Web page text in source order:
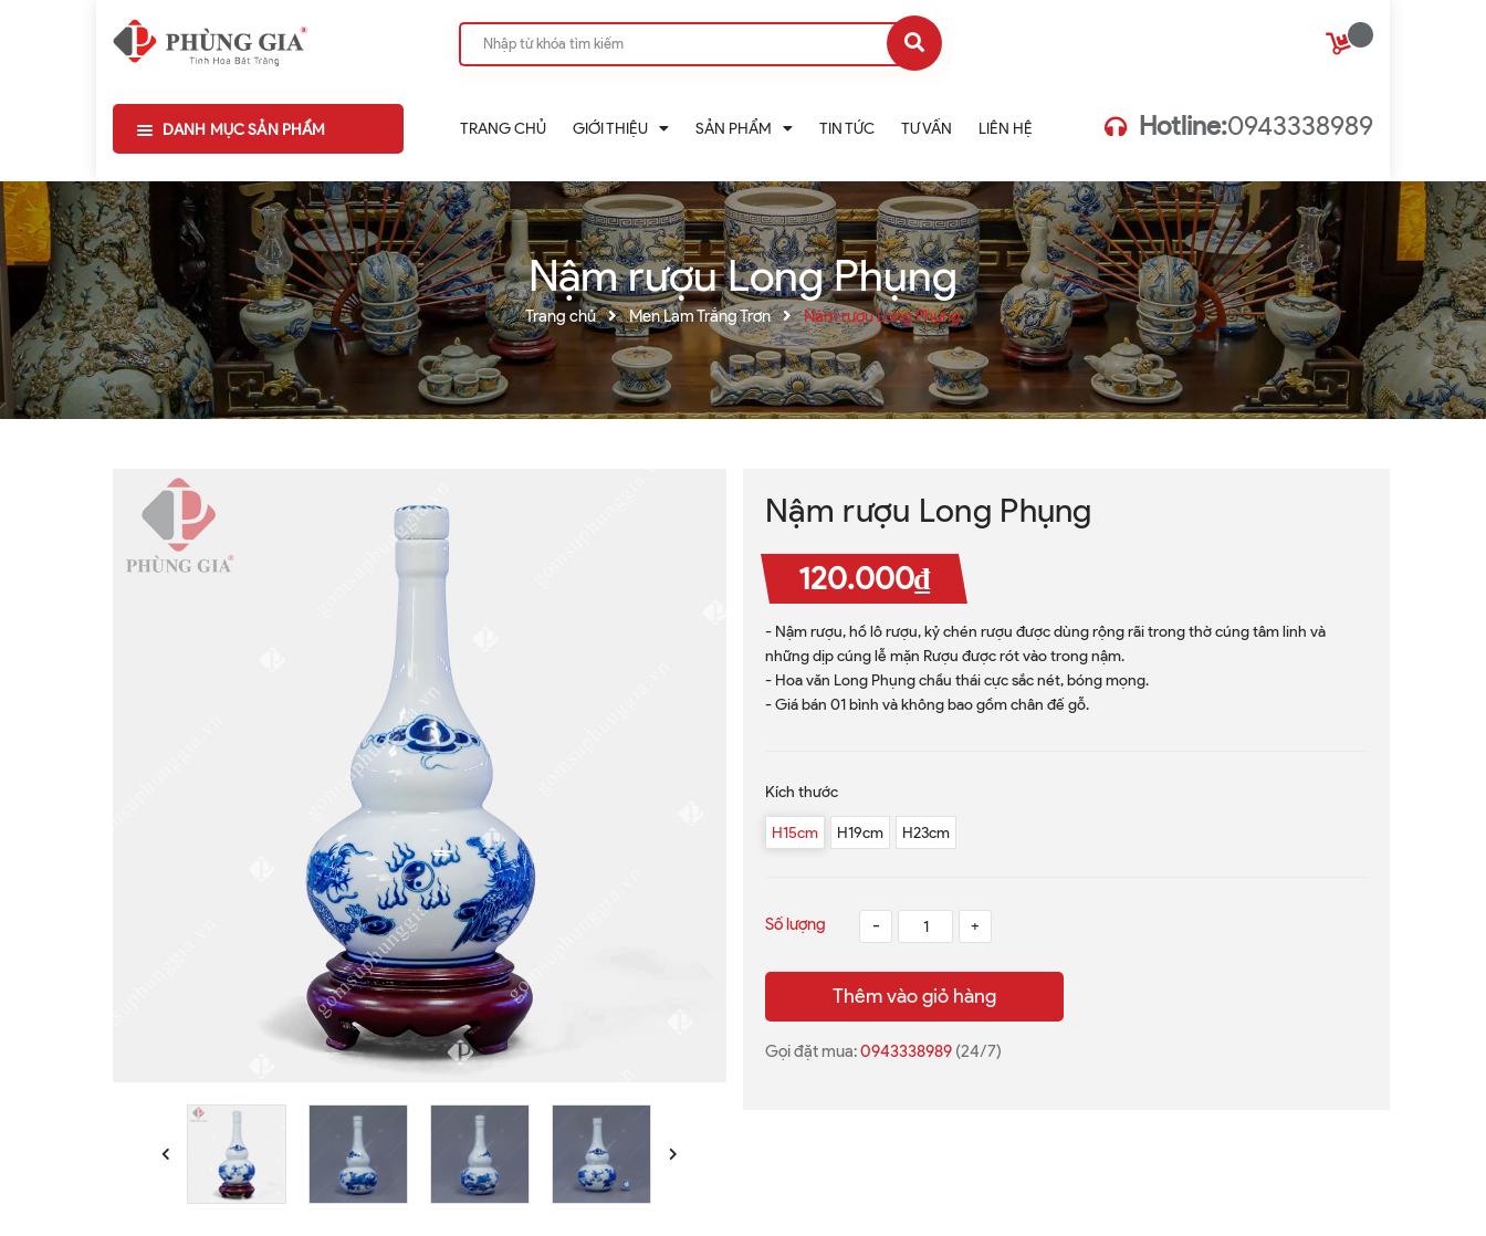
DANH MỤC SẢN PHẨM TRANG CHỦ GIỚI THIỆU SẢN PHẨM TIN TỨC TƯ VẤN LIÊN HỆ Hotline:0943338989
Nậm rượu Long Phụng
Trang chủ Men Lam Trắng Trơn Nậm rượu Long Phụng
Nậm rượu Long Phụng
120.000₫
- Nậm rượu, hồ lô rượu, kỷ chén rượu được dùng rộng rãi trong thờ cúng tâm linh và
những dịp cúng lễ mặn Rượu được rót vào trong nậm.
- Hoa văn Long Phụng chầu thái cực sắc nét, bóng mọng.
- Giá bán 01 bình và không bao gồm chân đế gỗ.
Kích thước
H15cm H19cm H23cm
Số lượng - +
Thêm vào giỏ hàng
Gọi đặt mua:0943338989 (24/7)